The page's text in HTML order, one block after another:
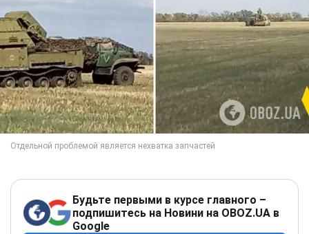
Будьте первыми в курсе главного –
подпишитесь на Новини на OBOZ.UA в
Google